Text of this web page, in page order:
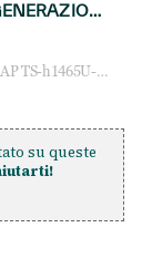
NAS QNAP DI NUOVA GENERAZIONE: PIÙ PRESTAZIONI, SCALABILITÀ E PROTEZIONE DEI DATI PER LE INFRASTRUTTURE IT MODERNE
Scopri la nuova gamma NAS QNAP TS-h1465U-RP, TS-h1065eU e TS-h665U: storage aziendale con ZFS, DDR5, E1.S NVMe e connettività 2.5GbE per backup, virtualizzazione e cybersecurity.
su queste